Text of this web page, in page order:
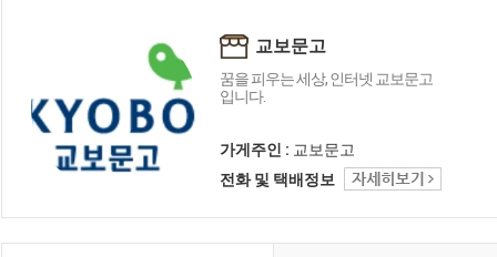
교보문고
꿈을 피우는 세상, 인터넷 교보문고
입니다.
가게주인 : 교보문고
전화 및 택배정보